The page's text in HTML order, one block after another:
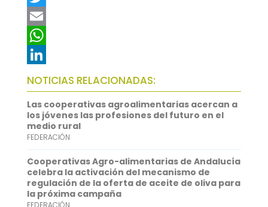
a
c
e
b
o
o
k
T
w
t
t
e
r
E
m
a
i
l
W
h
a
t
s
A
p
p
L
i
n
k
e
d
I
NOTICIAS RELACIONADAS:
Las cooperativas agroalimentarias acercan a
los jóvenes las profesiones del futuro en el
medio rural
FEDERACIÓN
Cooperativas Agro-alimentarias de Andalucía
celebra la activación del mecanismo de
regulación de la oferta de aceite de oliva para
la próxima campaña